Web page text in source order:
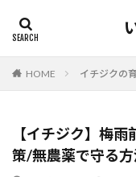
HOME イチジクの
【イチジク】梅
策/無農薬で守る